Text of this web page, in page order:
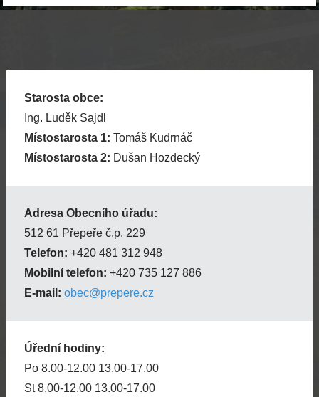
Starosta obce:
Ing. Luděk Sajdl
Místostarosta 1: Tomáš Kudrnáč
Místostarosta 2: Dušan Hozdecký
Adresa Obecního úřadu:
512 61 Přepeře č.p. 229
Telefon: +420 481 312 948
Mobilní telefon: +420 735 127 886
E-mail: obec@prepere.cz
Úřední hodiny:
Po 8.00-12.00 13.00-17.00
St 8.00-12.00 13.00-17.00